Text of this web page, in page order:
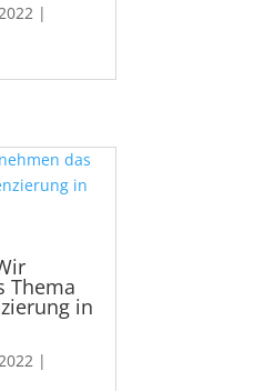
|
Thema
in
|